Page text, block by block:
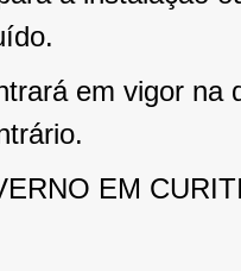
em vigor na
EM